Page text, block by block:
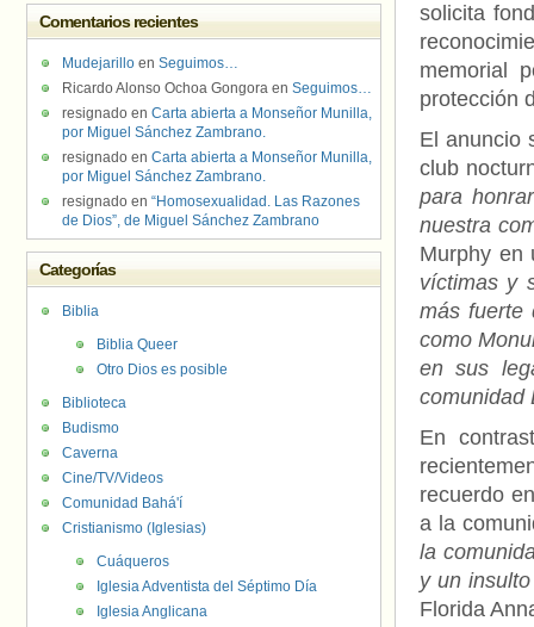
solicita
memorial
protección
El anuncio
club
para
nuestra
Murphy en
víctimas y
más fuerte
como
en sus
comunidad
En
recuerdo
a la
la
y un
Florida
Comentarios recientes
Mudejarillo en Seguimos…
Ricardo Alonso Ochoa Gongora en Seguimos…
resignado en Carta abierta a Monseñor Munilla,
por Miguel Sánchez Zambrano.
resignado en Carta abierta a Monseñor Munilla,
por Miguel Sánchez Zambrano.
resignado en “Homosexualidad. Las Razones
de Dios”, de Miguel Sánchez Zambrano
Categorías
Biblia
Biblia Queer
Otro Dios es posible
Biblioteca
Budismo
Caverna
Cine/TV/Videos
Comunidad Bahá'í
Cristianismo (Iglesias)
Cuáqueros
Iglesia Adventista del Séptimo Día
Iglesia Anglicana